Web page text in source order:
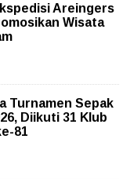
Areingers
Wisata
Turnamen Sepak
Diikuti 31 Klub
81